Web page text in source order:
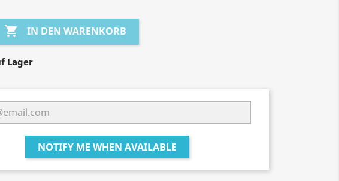
 IN DEN WARENKORB
Lager
NOTIFY ME WHEN AVAILABLE